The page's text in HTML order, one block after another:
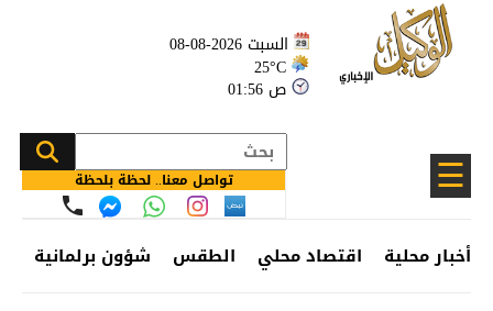
السبت 2026-08-08
25°C
01:56 ص
☰ تواصل معنا.. لحظة بلحظة
أخبار محلية اقتصاد محلي الطقس شؤون برلمانية